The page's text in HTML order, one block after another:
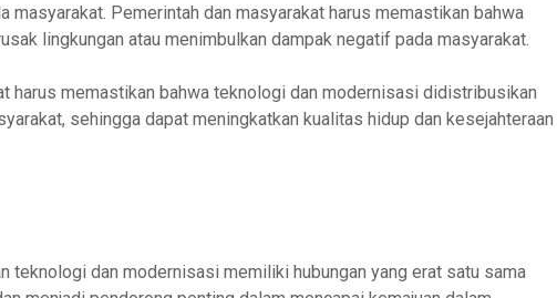
Pemerintah dan masyarakat harus memastikan bahwa
lingkungan atau menimbulkan dampak negatif pada masyarakat.
harus memastikan bahwa teknologi dan modernisasi didistribusikan
sehingga dapat meningkatkan kualitas hidup dan kesejahteraan
teknologi dan modernisasi memiliki hubungan yang erat satu sama